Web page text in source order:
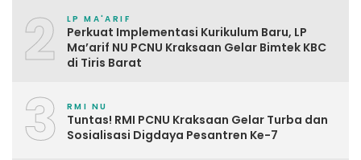
2 LP MA'ARIF
Perkuat Implementasi Kurikulum Baru, LP
Ma’arif NU PCNU Kraksaan Gelar Bimtek KBC
di Tiris Barat
3 RMI NU
Tuntas! RMI PCNU Kraksaan Gelar Turba dan
Sosialisasi Digdaya Pesantren Ke-7